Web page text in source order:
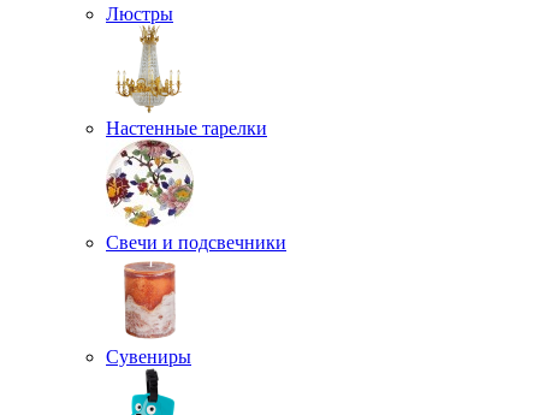
Люстры
Настенные тарелки
Свечи и подсвечники
Сувениры